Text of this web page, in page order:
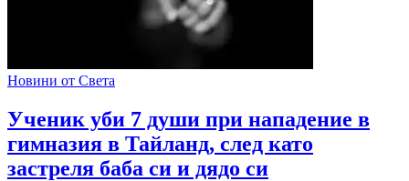
Новини от Света
Ученик уби 7 души при нападение в
гимназия в Тайланд, след като
застреля баба си и дядо си